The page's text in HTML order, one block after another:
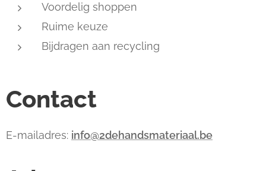
Voordelig shoppen
Ruime keuze
Bijdragen aan recycling
Contact
E-mailadres: info@2dehandsmateriaal.be